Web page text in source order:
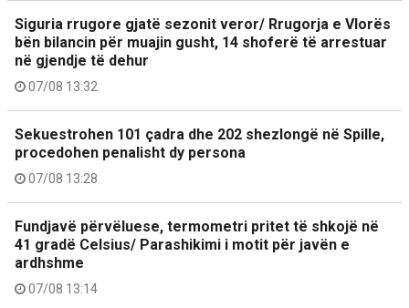
Siguria rrugore gjatë sezonit veror/ Rrugorja e Vlorës
bën bilancin për muajin gusht, 14 shoferë të arrestuar
në gjendje të dehur
07/08 13:32
Sekuestrohen 101 çadra dhe 202 shezlongë në Spille,
procedohen penalisht dy persona
07/08 13:28
Fundjavë përvëluese, termometri pritet të shkojë në
41 gradë Celsius/ Parashikimi i motit për javën e
ardhshme
07/08 13:14